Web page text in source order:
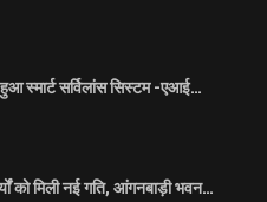
स्मार्ट सर्विलांस सिस्टम -एआई…
को मिली नई गति, आंगनबाड़ी भवन…